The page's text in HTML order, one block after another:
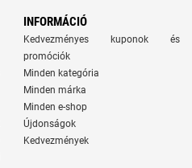
INFORMÁCIÓ
Kedvezményes kuponok és
promóciók
Minden kategória
Minden márka
Minden e-shop
Újdonságok
Kedvezmények